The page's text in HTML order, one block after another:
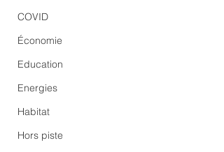
COVID
Économie
Education
Energies
Habitat
Hors piste